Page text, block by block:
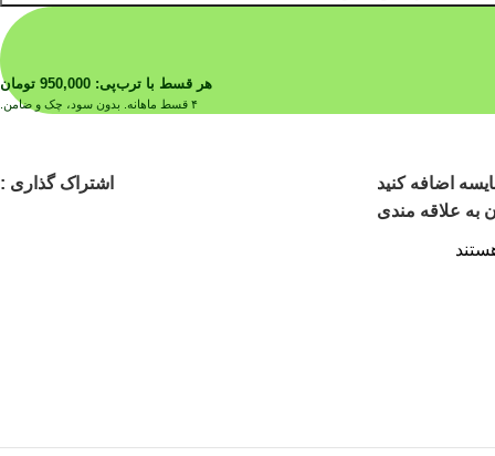
هر قسط با ترب‌پی: 950,000 تومان
۴ قسط ماهانه. بدون سود، چک و ضامن.
اضافه کنید
به علاقه مندی
اشتراک گذاری :